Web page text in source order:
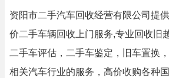
资阳市二手汽车回收经营有限公司提
价二手车辆回收上门服务,专业回收旧
二手车评估，二手车鉴定，旧车置换
相关汽车行业的服务，高价收购各种